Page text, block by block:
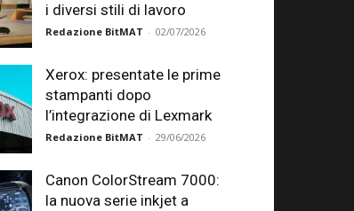
i diversi stili di lavoro
Redazione BitMAT - 02/07/2026
Xerox: presentate le prime
stampanti dopo
l’integrazione di Lexmark
Redazione BitMAT - 29/06/2026
Canon ColorStream 7000:
la nuova serie inkjet a